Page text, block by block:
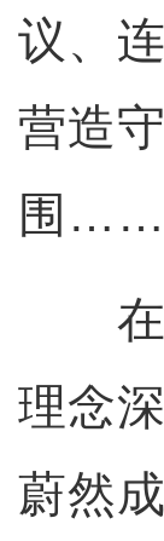
议、
营造
围……
在
理念
蔚然成